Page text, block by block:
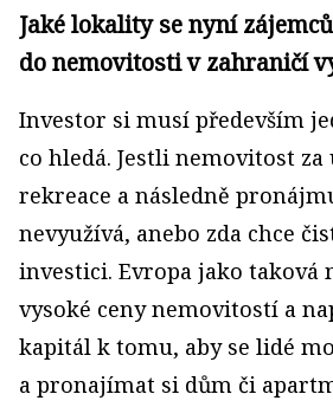
Jaké lokality se nyní
do nemovitosti v zahraničí
Investor si musí především
co hledá. Jestli nemovitost
rekreace a následně
nevyužívá, anebo zda chce
investici. Evropa jako taková
vysoké ceny nemovitostí a
kapitál k tomu, aby se lidé
a pronajímat si dům či